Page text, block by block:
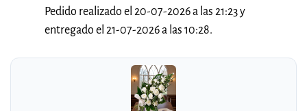
Pedido realizado el 20-07-2026 a las 21:23 y
entregado el 21-07-2026 a las 10:28.